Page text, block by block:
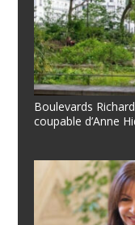
Boulevards
coupable d’Anne